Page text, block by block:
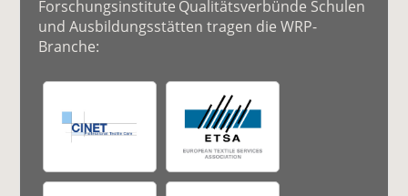
Forschungsinstitute Qualitätsverbünde Schulen
und Ausbildungsstätten tragen die WRP-
Branche: